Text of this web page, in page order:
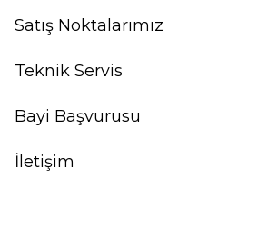
Satış Noktalarımız
Teknik Servis
Bayi Başvurusu
İletişim